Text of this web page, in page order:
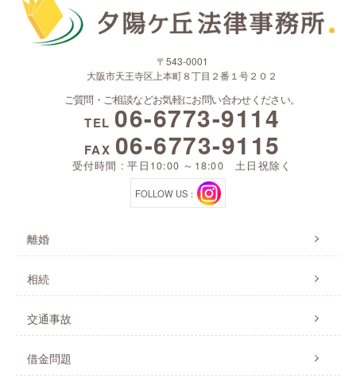
〒543-0001
大阪市天王寺区上本町８丁目２番１号２０２
ご質問・ご相談などお気軽にお問い合わせください。
TEL 06-6773-9114
FAX 06-6773-9115
受付時間 : 平日10:00 ～18:00 土日祝除く
FOLLOW US：
離婚
相続
交通事故
借金問題